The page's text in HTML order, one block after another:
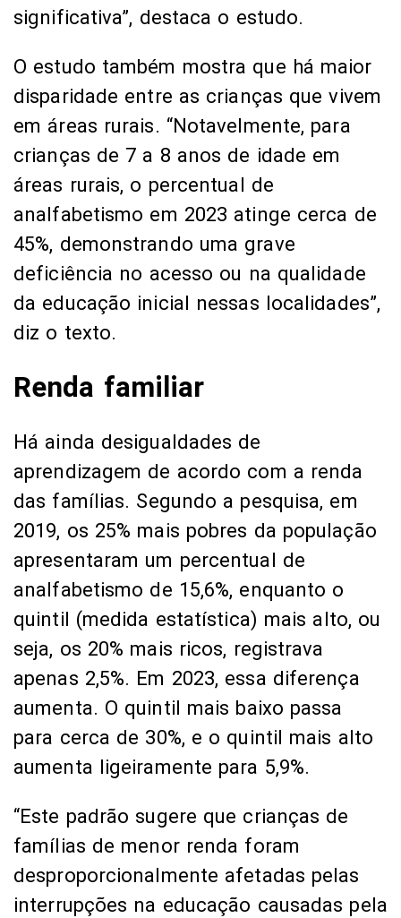
significativa”, destaca o estudo.
O estudo também mostra que há maior
disparidade entre as crianças que vivem
em áreas rurais. “Notavelmente, para
crianças de 7 a 8 anos de idade em
áreas rurais, o percentual de
analfabetismo em 2023 atinge cerca de
45%, demonstrando uma grave
deficiência no acesso ou na qualidade
da educação inicial nessas localidades”,
diz o texto.
Renda familiar
Há ainda desigualdades de
aprendizagem de acordo com a renda
das famílias. Segundo a pesquisa, em
2019, os 25% mais pobres da população
apresentaram um percentual de
analfabetismo de 15,6%, enquanto o
quintil (medida estatística) mais alto, ou
seja, os 20% mais ricos, registrava
apenas 2,5%. Em 2023, essa diferença
aumenta. O quintil mais baixo passa
para cerca de 30%, e o quintil mais alto
aumenta ligeiramente para 5,9%.
“Este padrão sugere que crianças de
famílias de menor renda foram
desproporcionalmente afetadas pelas
interrupções na educação causadas pela